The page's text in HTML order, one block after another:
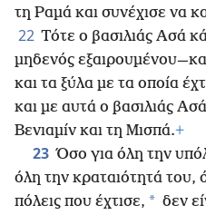
τη Ραμά και συνέχισε να
22 Τότε ο βασιλιάς Ασά
μηδενός
και τα ξύλα με τα οποία
και με αυτά ο βασιλιάς
Βενιαμίν και τη Μισπά.+
23 Όσο για όλη την
όλη την κραταιότητά του,
πόλεις που έχτισε, * δεν